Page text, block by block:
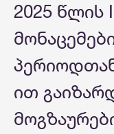
2025 წლის
ით